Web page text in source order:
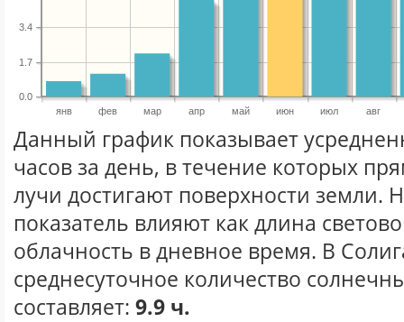
янв фев мар апр май июн июл авг
0.0
1.7
3.4
Данный график показывает
часов за день, в течение которых
лучи достигают поверхности земли.
показатель влияют как длина
облачность в дневное время. В
среднесуточное количество
составляет: 9.9 ч.